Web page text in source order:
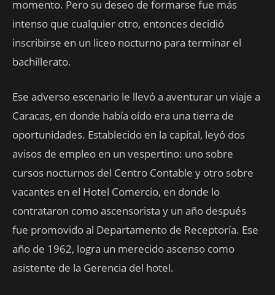
momento. Pero su deseo de formarse fue más
intenso que cualquier otro, entonces decidió
inscribirse en un liceo nocturno para terminar el
bachillerato.
Ese adverso escenario le llevó a aventurar un viaje a
Caracas, en donde había oído era una tierra de
oportunidades. Establecido en la capital, leyó dos
avisos de empleo en un vespertino: uno sobre
cursos nocturnos del Centro Contable y otro sobre
vacantes en el Hotel Comercio, en donde lo
contrataron como ascensorista y un año después
fue promovido al Departamento de Receptoría. Ese
año de 1962, logra un merecido ascenso como
asistente de la Gerencia del hotel.